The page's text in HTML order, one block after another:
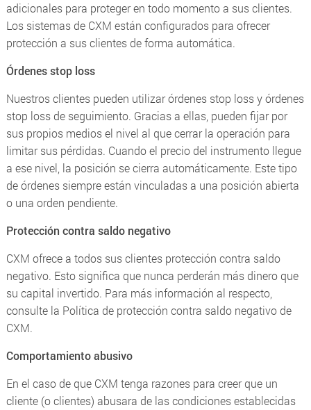
adicionales para proteger en todo momento a sus clientes.
Los sistemas de CXM están configurados para ofrecer
protección a sus clientes de forma automática.
Órdenes stop loss
Nuestros clientes pueden utilizar órdenes stop loss y órdenes
stop loss de seguimiento. Gracias a ellas, pueden fijar por
sus propios medios el nivel al que cerrar la operación para
limitar sus pérdidas. Cuando el precio del instrumento llegue
a ese nivel, la posición se cierra automáticamente. Este tipo
de órdenes siempre están vinculadas a una posición abierta
o una orden pendiente.
Protección contra saldo negativo
CXM ofrece a todos sus clientes protección contra saldo
negativo. Esto significa que nunca perderán más dinero que
su capital invertido. Para más información al respecto,
consulte la Política de protección contra saldo negativo de
CXM.
Comportamiento abusivo
En el caso de que CXM tenga razones para creer que un
cliente (o clientes) abusara de las condiciones establecidas